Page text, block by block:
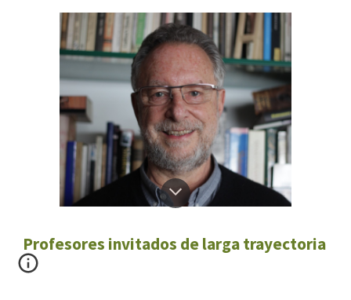
Profesores invitados de larga trayectoria